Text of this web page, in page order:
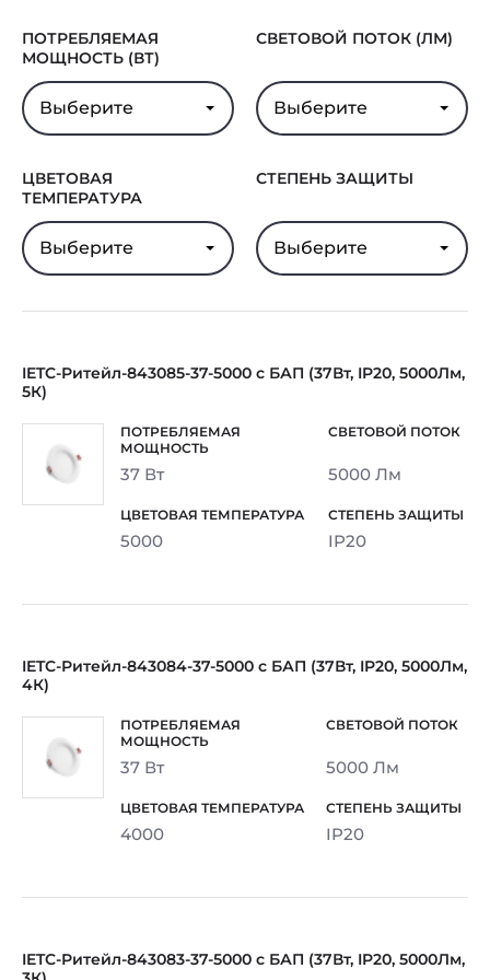
ПОТРЕБЛЯЕМАЯ
МОЩНОСТЬ (ВТ)
Выберите
СВЕТОВОЙ ПОТОК (ЛМ)
Выберите
ЦВЕТОВАЯ
ТЕМПЕРАТУРА
Выберите
СТЕПЕНЬ ЗАЩИТЫ
Выберите
IETC-Ритейл-843085-37-5000 с БАП (37Вт, IP20, 5000Лм,
5К)
37 Вт 5000 Лм
5000 IP20
IETC-Ритейл-843084-37-5000 с БАП (37Вт, IP20, 5000Лм,
4К)
37 Вт 5000 Лм
4000 IP20
IETC-Ритейл-843083-37-5000 с БАП (37Вт, IP20, 5000Лм,